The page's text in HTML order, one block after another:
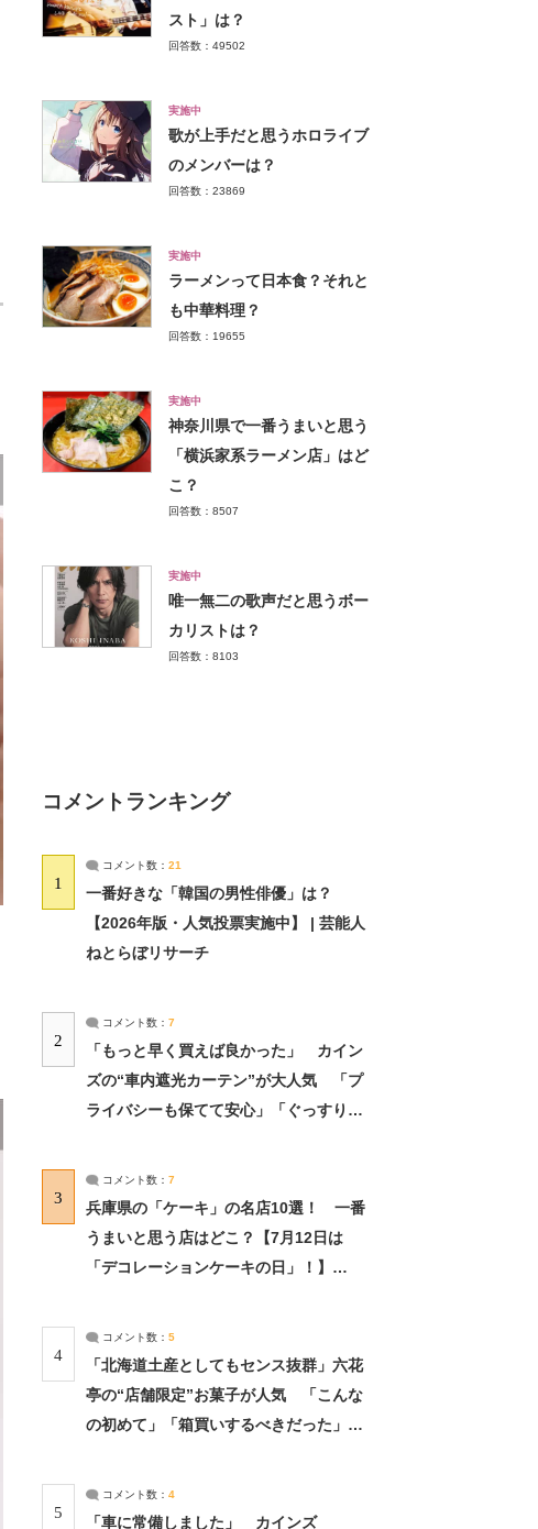
スト」は？
回答数：49502
実施中
歌が上手だと思うホロライブ
のメンバーは？
回答数：23869
実施中
ラーメンって日本食？それと
も中華料理？
回答数：19655
実施中
神奈川県で一番うまいと思う
「横浜家系ラーメン店」はど
こ？
回答数：8507
実施中
唯一無二の歌声だと思うボー
カリストは？
回答数：8103
コメントランキング
1
コメント数： 21
一番好きな「韓国の男性俳優」は？
【2026年版・人気投票実施中】 | 芸能人
ねとらぼリサーチ
2
コメント数： 7
「もっと早く買えば良かった」 カイン
ズの“車内遮光カーテン”が大人気 「プ
ライバシーも保てて安心」「ぐっすり眠
3
コメント数： 7
兵庫県の「ケーキ」の名店10選！ 一番
うまいと思う店はどこ？【7月12日は
「デコレーションケーキの日」！】
4
コメント数： 5
「北海道土産としてもセンス抜群」六花
亭の“店舗限定”お菓子が人気 「こんな
の初めて」「箱買いするべきだった」
5
コメント数： 4
「車に常備しました」 カインズ